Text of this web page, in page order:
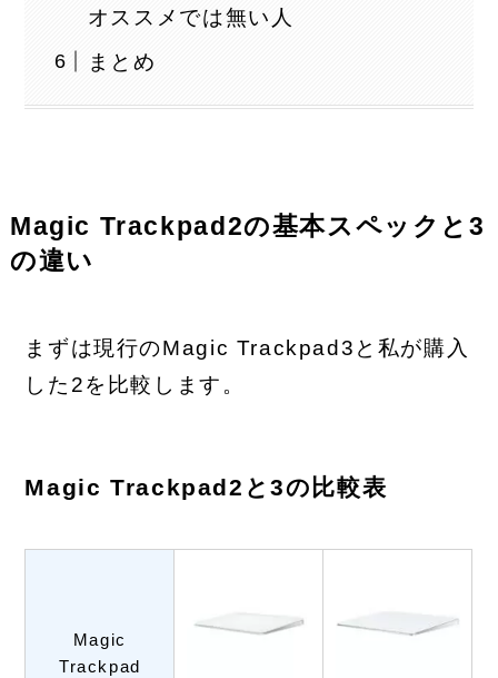
オススメでは無い人
まとめ
Magic Trackpad2の基本スペックと3
の違い
まずは現行のMagic Trackpad3と私が購入
した2を比較します。
Magic Trackpad2と3の比較表
Magic
Trackpad